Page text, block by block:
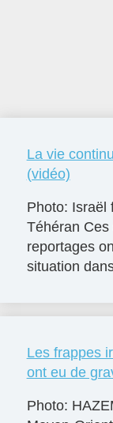
La vie
(vidéo)
Photo: Israël
Téhéran
reportages
situation
Les frappes
ont eu de
Photo: